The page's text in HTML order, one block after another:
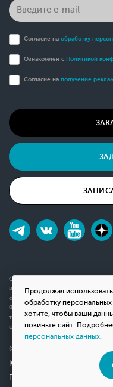
Продолжая
обработку
хотите, чтобы ваши
покиньте сайт.
персональных данных.
Согласие на обработку
Ознакомлен с Политикой
Согласие на получение
Обращаем ваше внимание на то,
информационный характер и ни при
определяемой положениями Статьи
Федерации. Для получения
товаров, пожалуйста,
формы связи на сайте или по
© 2026 Мотосалон «ВНЕ
Юридическая информация
Политика